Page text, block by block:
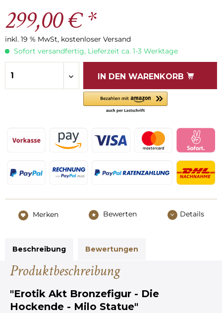
299,00 € *
inkl. 19 % MwSt, kostenloser Versand
Sofort versandfertig, Lieferzeit ca. 1-3 Werktage
IN DEN WARENKORB
Merken Bewerten Details
Beschreibung Bewertungen
Produktbeschreibung
"Erotik Akt Bronzefigur - Die
Hockende - Milo Statue"